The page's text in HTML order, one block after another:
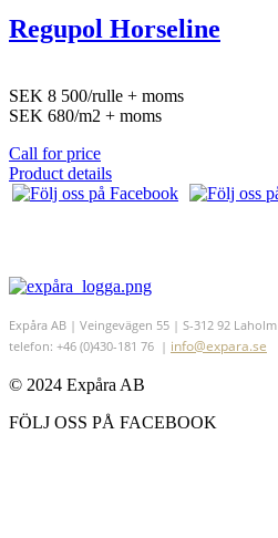
Regupol Horseline
SEK 8 500/rulle + moms
SEK 680/m2 + moms
Call for price
Product details
Expåra AB | Veingevägen 55 | S-312 92 Laholm
telefon: +46 (0)430-181 76 | info@expara.se
© 2024 Expåra AB
FÖLJ OSS PÅ FACEBOOK